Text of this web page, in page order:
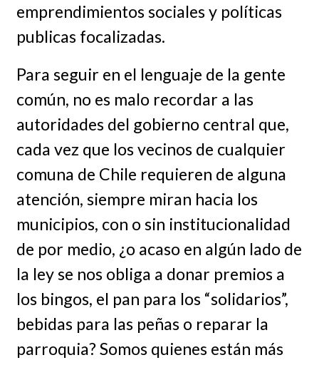
emprendimientos sociales y políticas
publicas focalizadas.
Para seguir en el lenguaje de la gente
común, no es malo recordar a las
autoridades del gobierno central que,
cada vez que los vecinos de cualquier
comuna de Chile requieren de alguna
atención, siempre miran hacia los
municipios, con o sin institucionalidad
de por medio, ¿o acaso en algún lado de
la ley se nos obliga a donar premios a
los bingos, el pan para los “solidarios”,
bebidas para las peñas o reparar la
parroquia? Somos quienes están más